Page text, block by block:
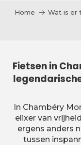
Home
Wat is er
Fietsen in
In Chambéry
elixer van
ergens anders
tussen